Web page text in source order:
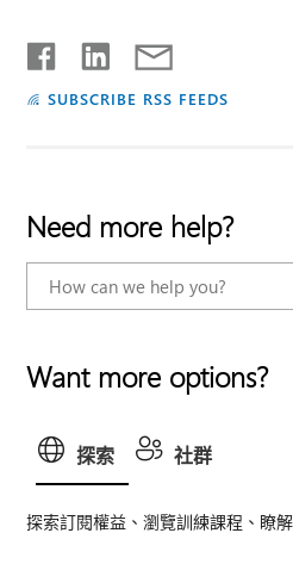
SUBSCRIBE RSS FEEDS
Need more help?
Want more options?
探索 社群
探索訂閱權益、瀏覽訓練課程、瞭